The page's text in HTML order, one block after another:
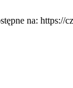
na: https://